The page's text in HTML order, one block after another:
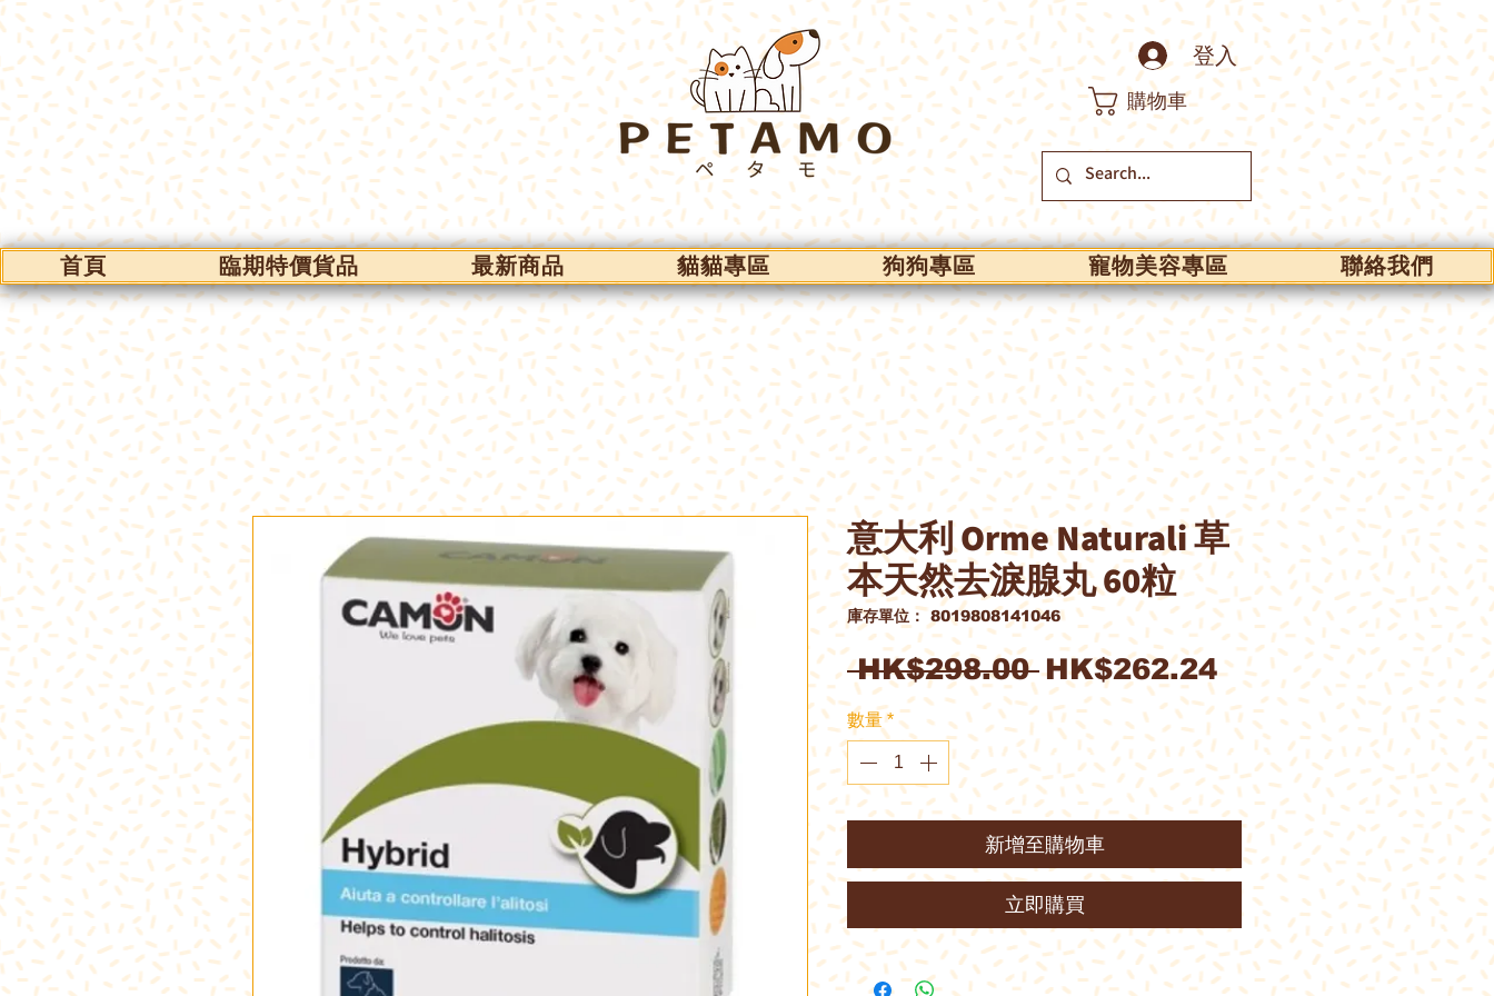
登入
購物車
首頁 臨期特價貨品 最新商品 貓貓專區 狗狗專區 寵物美容專區 聯絡我們
意大利 Orme Naturali 草
本天然去淚腺丸 60粒
庫存單位： 8019808141046
HK$298.00 一
般
價
格
HK$262.24促
銷
價
格
數量 *
新增至購物車
立即購買